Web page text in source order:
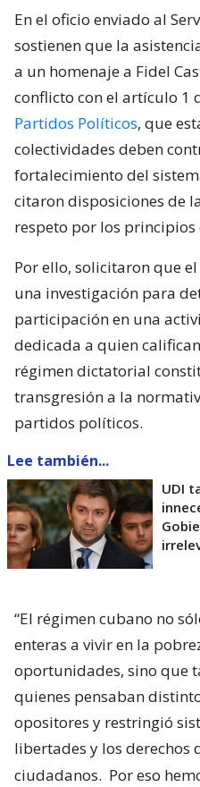
En el oficio enviado al
sostienen que la
a un homenaje a Fidel
conflicto con el artículo 1
Partidos Políticos, que
colectividades deben
fortalecimiento del
citaron disposiciones de
respeto por los
Por ello, solicitaron que
una investigación para
participación en una
dedicada a quien
régimen dictatorial
transgresión a la
partidos políticos.
Lee también...
UDI
“El régimen cubano no
enteras a vivir en la
oportunidades, sino que
quienes pensaban
opositores y restringió
libertades y los derechos
ciudadanos. Por eso